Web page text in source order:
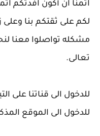
اتمنا ان أكون افدتكم
لكم على ثقتكم بنا وعلى
مشكله تواصلوا معنا
تعالى.
للدخول الى قناتنا على
للدخول الى الموقع